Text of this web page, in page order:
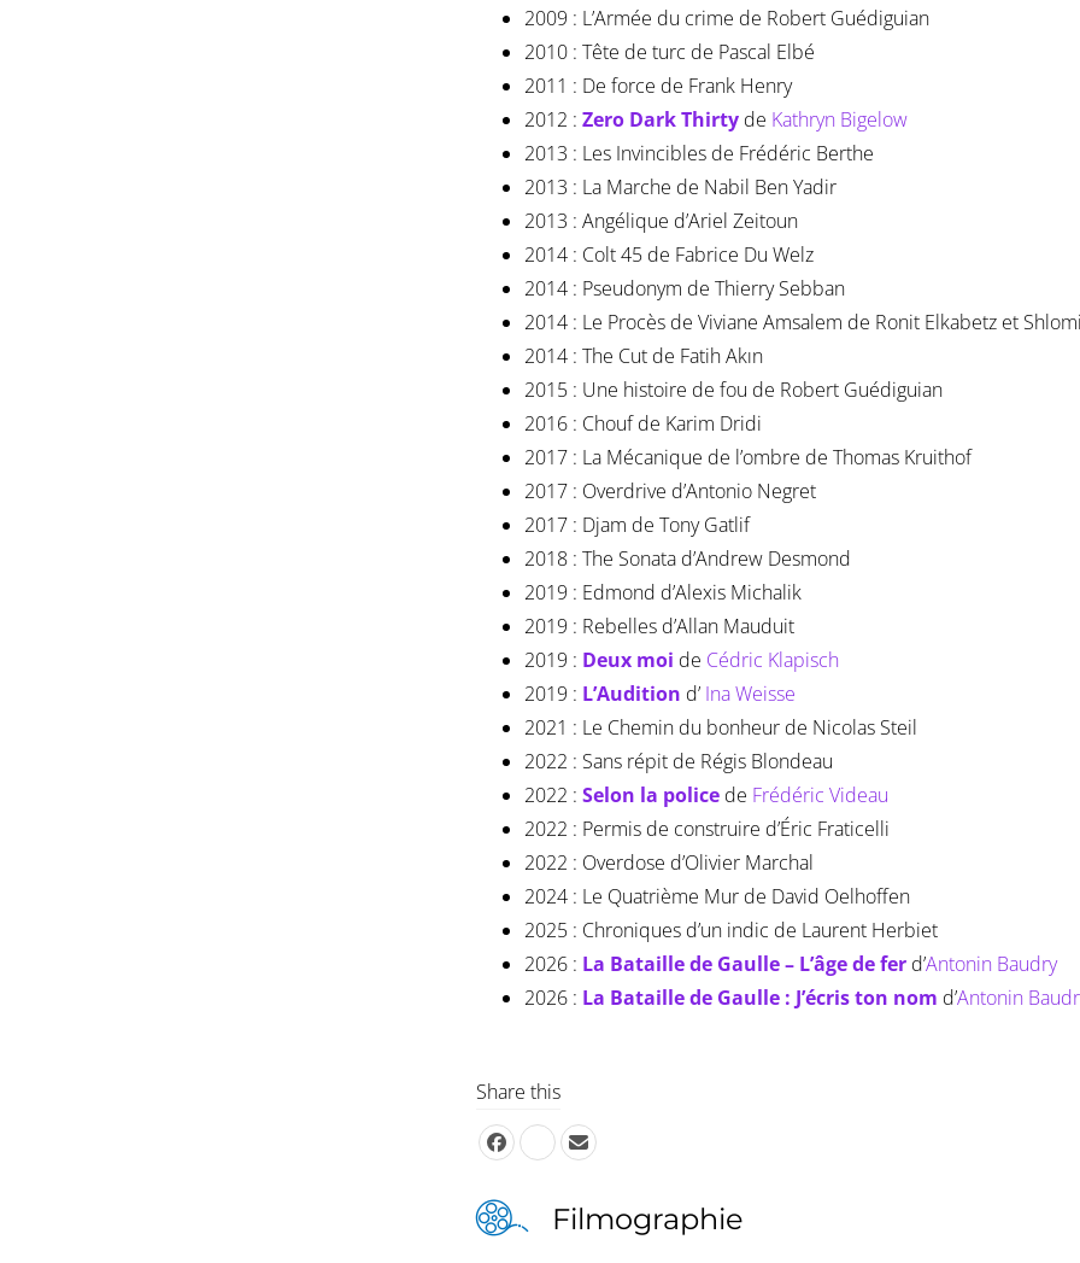
2009 : L’Armée du crime de Robert Guédiguian
2010 : Tête de turc de Pascal Elbé
2011 : De force de Frank Henry
2012 : Zero Dark Thirty de Kathryn Bigelow
2013 : Les Invincibles de Frédéric Berthe
2013 : La Marche de Nabil Ben Yadir
2013 : Angélique d’Ariel Zeitoun
2014 : Colt 45 de Fabrice Du Welz
2014 : Pseudonym de Thierry Sebban
2014 : Le Procès de Viviane Amsalem de Ronit Elkabetz et
2014 : The Cut de Fatih Akın
2015 : Une histoire de fou de Robert Guédiguian
2016 : Chouf de Karim Dridi
2017 : La Mécanique de l’ombre de Thomas Kruithof
2017 : Overdrive d’Antonio Negret
2017 : Djam de Tony Gatlif
2018 : The Sonata d’Andrew Desmond
2019 : Edmond d’Alexis Michalik
2019 : Rebelles d’Allan Mauduit
2019 : Deux moi de Cédric Klapisch
2019 : L’Audition d’ Ina Weisse
2021 : Le Chemin du bonheur de Nicolas Steil
2022 : Sans répit de Régis Blondeau
2022 : Selon la police de Frédéric Videau
2022 : Permis de construire d’Éric Fraticelli
2022 : Overdose d’Olivier Marchal
2024 : Le Quatrième Mur de David Oelhoffen
2025 : Chroniques d’un indic de Laurent Herbiet
2026 : La Bataille de Gaulle – L’âge de fer d’Antonin Baudry
2026 : La Bataille de Gaulle : J’écris ton nom d’Antonin
Share this
Filmographie